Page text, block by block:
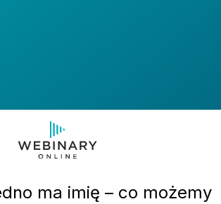
ma imię – co możemy